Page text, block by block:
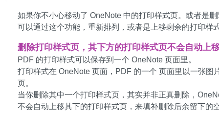
如果你不小心移动了 OneNote 中的打印样式页。或者是
可以通过这个功能，重新排列，或者是上移剩余的打印样
删除打印样式页，其下方的打印样式页不会自动上
PDF 的打印样式可以保存到一个 OneNote 页面里。
打印样式在 OneNote 页面，PDF 的一个 页面里以一张图
页。
当你删除其中一个打印样式页，其实并非正真删除，
不会自动上移其下的打印样式页，来填补删除后余留下的